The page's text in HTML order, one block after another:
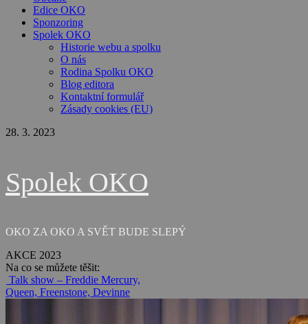
Edice OKO
Sponzoring
Spolek OKO
Historie webu a spolku
O nás
Rodina Spolku OKO
Blog editora
Kontaktní formulář
Zásady cookies (EU)
28. 3. 2023
Spolek OKO
OKO ZA OKO A SVĚT BUDE SLEPÝ
AKCE 2023
Na co se můžete těšit:
Talk show – Freddie Mercury,
Queen, Freenstone, Devinne